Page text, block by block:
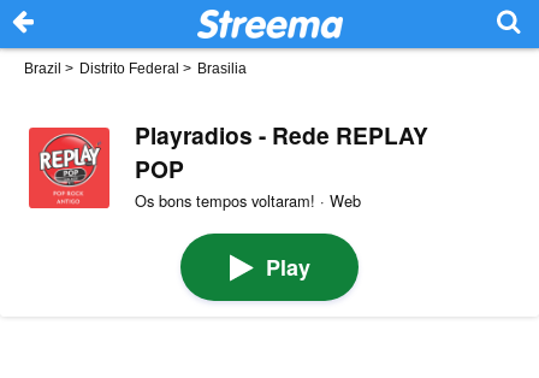
Brazil > Distrito Federal > Brasilia
Playradios - Rede REPLAY
POP
Os bons tempos voltaram! · Web
Play